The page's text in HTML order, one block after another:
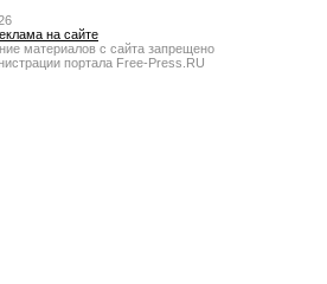
на сайте
материалов с сайта запрещено
портала Free-Press.RU